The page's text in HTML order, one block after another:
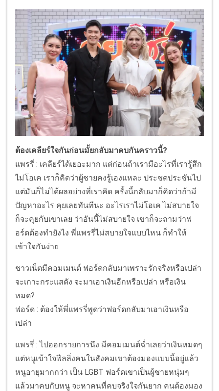
ต้องเคลียร์ใจกันก่อนมั้ยกลับมาคบกันคราวนี้?
แพรรี่ : เคลียร์ได้เยอะมาก แต่ก่อนถ้าเรามีอะไรที่เรารู้สึก
ไม่โอเค เราก็คิดว่าผู้ชายคงรู้เองแหละ ประชดประชันไป
แต่มันก็ไม่ได้ผลอย่างที่เราคิด ครั้งนี้กลับมาก็คิดว่าถ้ามี
ปัญหาอะไร คุยเลยทันทีนะ อะไรเราไม่โอเค ไม่สบายใจ
ก็จะคุยกับเขาเลย ว่าอันนี้ไม่สบายใจ เขาก็จะถามว่าฟ
อร์ดต้องทำยังไง พี่แพรรี่ไม่สบายใจแบบไหน ก็ทำให้
เข้าใจกันง่าย
ชาวเน็ตมีคอมเมนต์ ฟอร์ดกลับมาเพราะรักจริงหรือเปล่า
จะเกาะกระแสดัง จะมาเอาเงินอีกหรือเปล่า หรือเงิน
หมด?
ฟอร์ด : ต้องให้พี่แพรรี่พูดว่าฟอร์ดกลับมาเอาเงินหรือ
เปล่า
แพรรี่ : ไปออกรายการนึง มีคอมเมนต์ฉ่ำเลยว่าเงินหมดๆ
แต่หนูเข้าใจฟีลลิ่งคนในสังคมเขาต้องมองแบบนี้อยู่แล้ว
หนูอายุมากกว่า เป็น LGBT ฟอร์ดเขาเป็นผู้ชายหนุ่มๆ
แล้วมาคบกับหนู จะหาคนที่คบจริงใจกันยาก คนต้องมอง